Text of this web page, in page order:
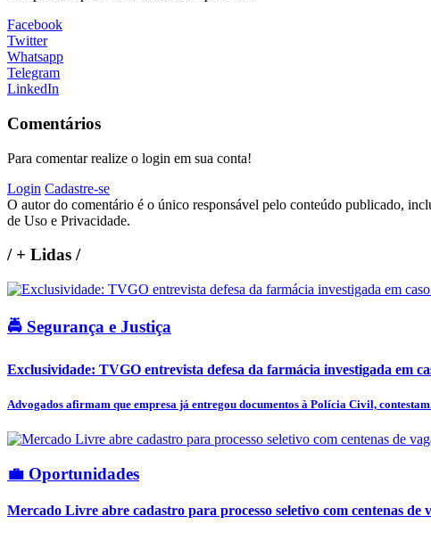
Facebook
Twitter
Whatsapp
Telegram
LinkedIn
Comentários
Para comentar realize o login em sua conta!
Login Cadastre-se
O autor do comentário é o único responsável pelo conteúdo publicado,
de Uso e Privacidade.
/+ Lidas /
🚔 Segurança e Justiça
Exclusividade: TVGO entrevista defesa da farmácia investigada em
Advogados afirmam que empresa já entregou documentos à Polícia Civil,
💼 Oportunidades
Mercado Livre abre cadastro para processo seletivo com centenas de